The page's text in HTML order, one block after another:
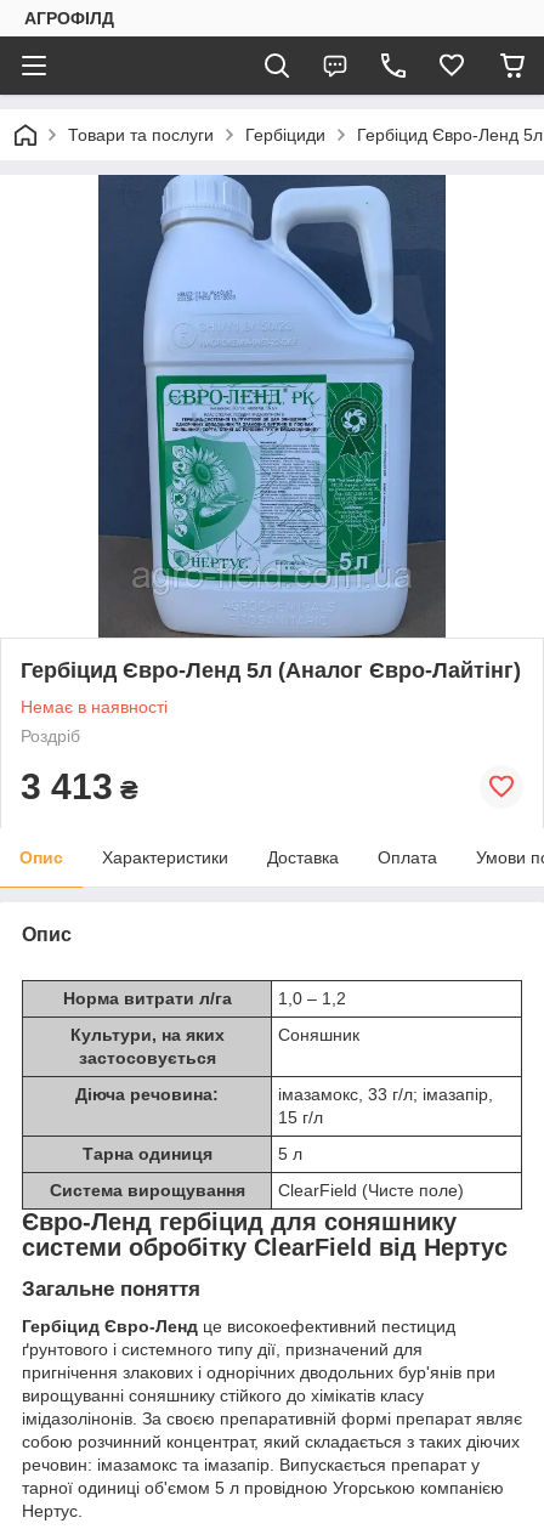
АГРОФІЛД
Товари та послуги Гербіциди Гербіцид Євро-Ленд
Гербіцид Євро-Ленд 5л (Аналог Євро-Лайтінг)
Немає в наявності
Роздріб
3 413 ₴
Опис Характеристики Доставка Оплата Умови
Опис
Норма витрати л/га
1,0 – 1,2
Культури, на яких
застосовується
Соняшник
Діюча речовина:
імазамокс, 33 г/л; імазапір,
15 г/л
Тарна одиниця
5 л
Система вирощування
ClearField (Чисте поле)
Євро-Ленд гербіцид для соняшнику
системи обробітку ClearField від Нертус
Загальне поняття
Гербіцид Євро-Ленд це високоефективний пестицид
ґрунтового і системного типу дії, призначений для
пригнічення злакових і однорічних дводольних бур'янів при
вирощуванні соняшнику стійкого до хімікатів класу
імідазолінонів. За своєю препаративній формі препарат являє
собою розчинний концентрат, який складається з таких діючих
речовин: імазамокс та імазапір. Випускається препарат у
тарної одиниці об'ємом 5 л провідною Угорською компанією
Нертус.